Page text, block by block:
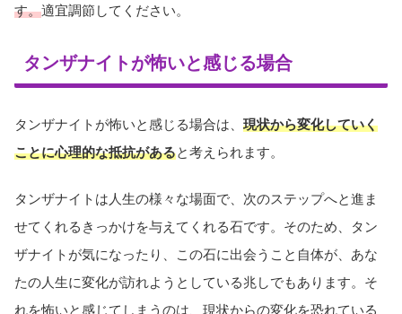
す。適宜調節してください。
タンザナイトが怖いと感じる場合
タンザナイトが怖いと感じる場合は、 現状から変化していく
ことに心理的な抵抗があると考えられます。
タンザナイトは人生の様々な場面で、次のステップへと進ま
せてくれるきっかけを与えてくれる石です。そのため、タン
ザナイトが気になったり、この石に出会うこと自体が、あな
たの人生に変化が訪れようとしている兆しでもあります。そ
れを怖いと感じてしまうのは、現状からの変化を恐れている